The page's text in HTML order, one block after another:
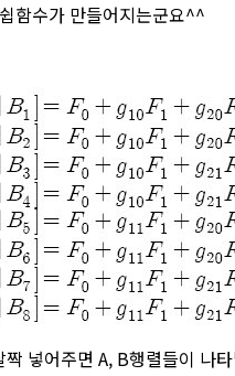
함수가 만들어지는군요^^
짝 넣어주면 A, B행렬들이 나